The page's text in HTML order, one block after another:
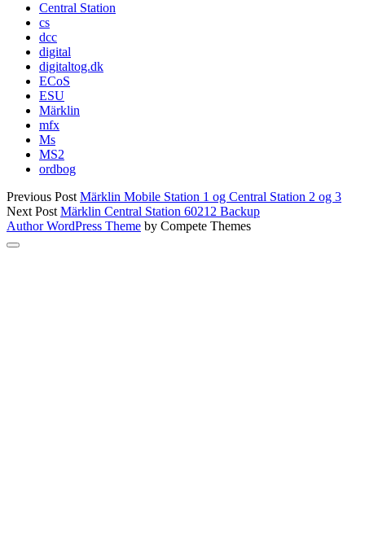
Central Station
cs
dcc
digital
digitaltog.dk
ECoS
ESU
Märklin
mfx
Ms
MS2
ordbog
Previous Post Märklin Mobile Station 1 og Central Station 2 og 3
Next Post Märklin Central Station 60212 Backup
Author WordPress Theme by Compete Themes
Scroll